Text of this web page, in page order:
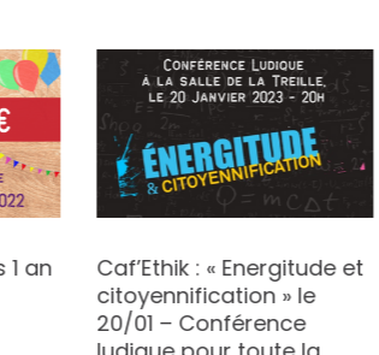
1 an
Caf’Ethik : « Energitude et
citoyennification » le
20/01 – Conférence